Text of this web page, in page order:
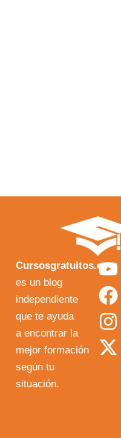
Cursosgratuitos.es
es un blog
independiente
que te ayuda
a encontrar la
mejor formación
según tu
situación.
Y
o
u
t
u
F
a
c
e
b
I
n
s
t
a
X
-
t
w
i